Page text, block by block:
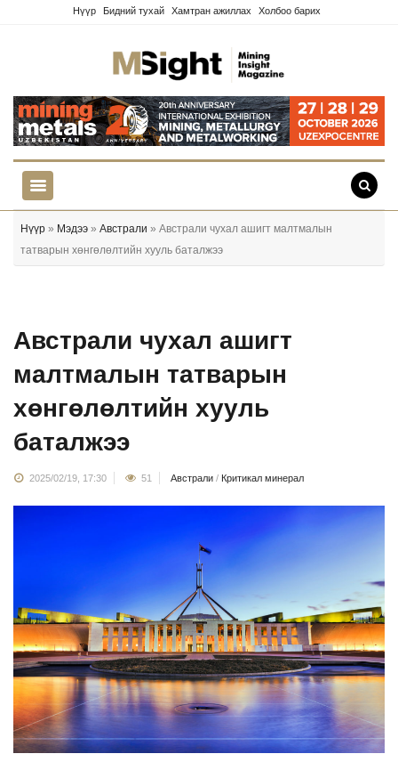
Нүүр Бидний тухай Хамтран ажиллах Холбоо барих
Нүүр » Мэдээ » Австрали » Австрали чухал ашигт малтмалын
татварын хөнгөлөлтийн хууль баталжээ
Австрали чухал ашигт
малтмалын татварын
хөнгөлөлтийн хууль
баталжээ
2025/02/19, 17:30 51 Австрали / Критикал минерал